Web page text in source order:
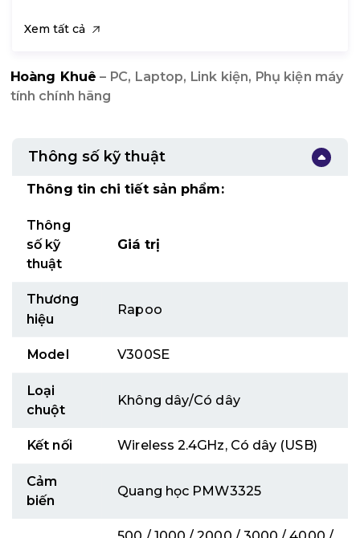
Xem tất cả
Hoàng Khuê – PC, Laptop, Link kiện, Phụ kiện máy
tính chính hãng
Thông số kỹ thuật
Thông tin chi tiết sản phẩm:
Thông
số kỹ
thuật
Giá trị
Thương
hiệu
Rapoo
Model V300SE
Loại
chuột
Không dây/Có dây
Kết nối Wireless 2.4GHz, Có dây (USB)
Cảm
biến
Quang học PMW3325